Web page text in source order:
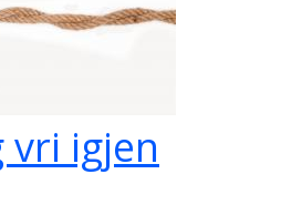
vri igjen